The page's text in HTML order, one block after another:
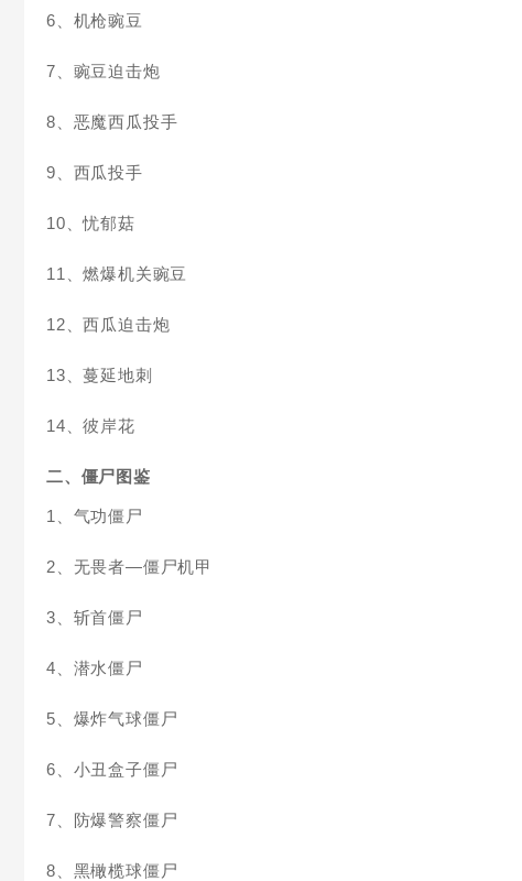
6、机枪豌豆
7、豌豆迫击炮
8、恶魔西瓜投手
9、西瓜投手
10、忧郁菇
11、燃爆机关豌豆
12、西瓜迫击炮
13、蔓延地刺
14、彼岸花
二、僵尸图鉴
1、气功僵尸
2、无畏者—僵尸机甲
3、斩首僵尸
4、潜水僵尸
5、爆炸气球僵尸
6、小丑盒子僵尸
7、防爆警察僵尸
8、黑橄榄球僵尸